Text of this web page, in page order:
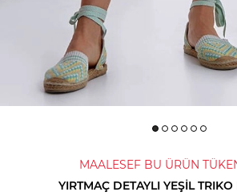
MAALESEF BU ÜRÜN
YIRTMAÇ DETAYLI YEŞIL